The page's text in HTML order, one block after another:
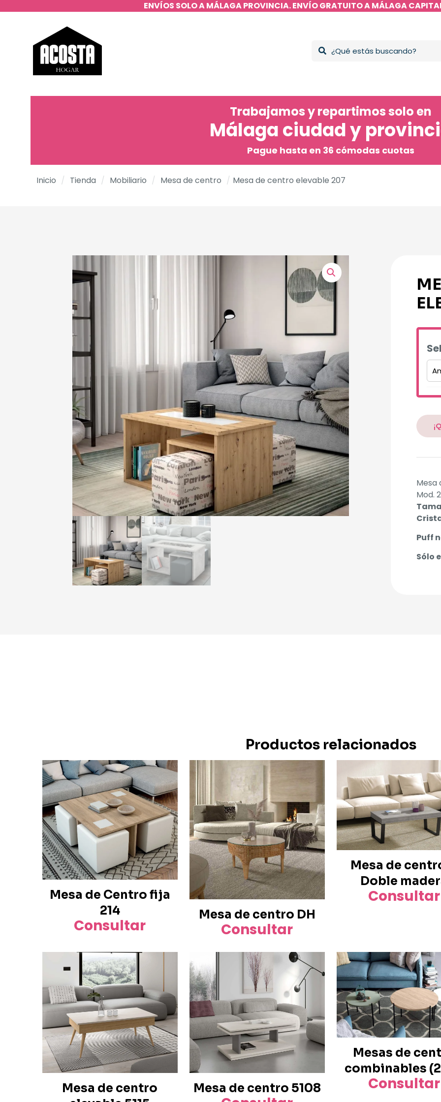
ENVÍOS SOLO A MÁLAGA PROVINCIA. ENVÍO GRATUITO A MÁLAGA
Trabajamos y repartimos solo en
Málaga ciudad y
Pague hasta en 36 cómodas cuotas
Inicio / Tienda / Mobiliario / Mesa de centro / Mesa de centro elevable 207
Mod.
Puff
Sólo
Productos relacionados
Mesa de Centro fija
214
Consultar
producto
tiene
múltiples
variantes.
Las
opciones
se
pueden
elegir
en
la
página
de
Mesa de centro DH
Consultar
Mesa de
Doble
Consultar
Mesa de centro
Mesa de centro 5108
Mesas de
combinables
Consultar